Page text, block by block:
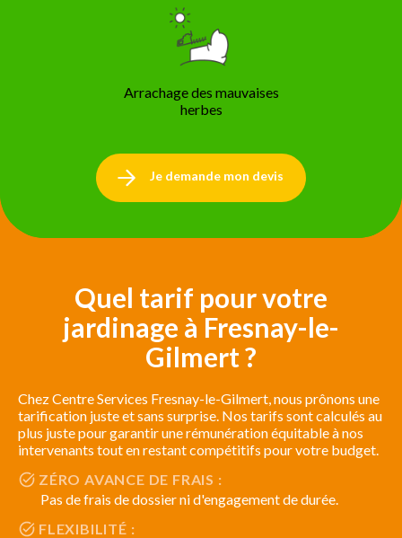
Arrachage des mauvaises
herbes
Je demande mon devis
Quel tarif pour votre
jardinage à Fresnay-le-
Gilmert ?
Chez Centre Services Fresnay-le-Gilmert, nous prônons une
tarification juste et sans surprise. Nos tarifs sont calculés au
plus juste pour garantir une rémunération équitable à nos
intervenants tout en restant compétitifs pour votre budget.
ZÉRO AVANCE DE FRAIS :
Pas de frais de dossier ni d'engagement de durée.
FLEXIBILITÉ :